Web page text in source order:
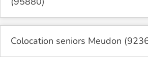
Colocation seniors Meudon